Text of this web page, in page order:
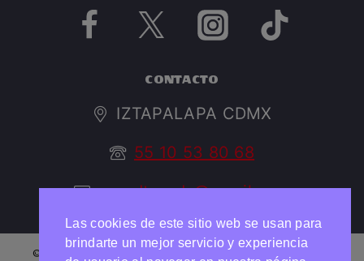
CONTACTO
IZTAPALAPA CDMX
55 10 53 80 68
argedtrendy@gmail.com
© 2026 ARGED TRENDY Todos los derechos reservados
Las cookies de este sitio web se usan para
brindarte un mejor servicio y experiencia